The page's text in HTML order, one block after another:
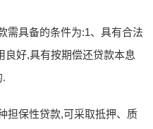
需具备的条件为:1、具有合法
良好,具有按期偿还贷款本息
.
担保性贷款,可采取抵押、质